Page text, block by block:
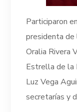
Participaron
presidenta de
Oralia Rivera
Estrella de la
Luz Vega
secretarías y